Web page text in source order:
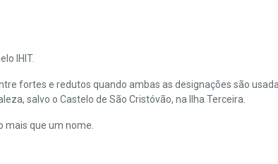
IHIT.
fortes e redutos quando ambas as designações são
salvo o Castelo de São Cristóvão, na Ilha Terceira.
que um nome.